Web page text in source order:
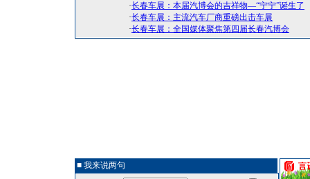
·长春车展：本届汽博会的吉祥物—“宁宁”诞生了
·长春车展：主流汽车厂商重磅出击车展
·长春车展：全国媒体聚焦第四届长春汽博会
■ 我来说两句